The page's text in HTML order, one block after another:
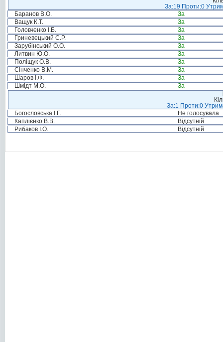
За:19 Проти:0
Баранов В.О.
За
Ващук К.Т.
За
Головченко І.Б.
За
Гриневецький С.Р.
За
Зарубінський О.О.
За
Литвин Ю.О.
За
Поліщук О.В.
За
Сінченко В.М.
За
Шаров І.Ф.
За
Шмідт М.О.
За
За:1 Проти:0
Богословська І.Г.
Не голосувала
Каплієнко В.В.
Відсутній
Рибаков І.О.
Відсутній